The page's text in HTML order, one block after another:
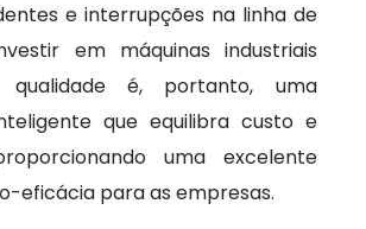
e interrupções na linha de
em máquinas industriais
qualidade é, portanto, uma
que equilibra custo e
uma excelente
eficácia para as empresas.